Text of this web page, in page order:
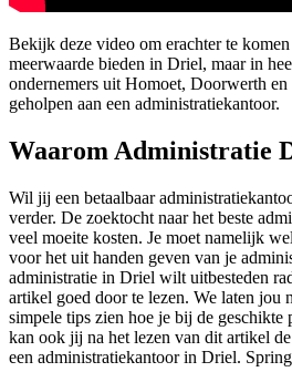
Bekijk deze video om erachter te
meerwaarde bieden in Driel, maar in
ondernemers uit Homoet, Doorwerth
geholpen aan een administratiekantoor.
Waarom Administratie
Wil jij een betaalbaar
verder. De zoektocht naar het beste
veel moeite kosten. Je moet namelijk
voor het uit handen geven van je
administratie in Driel wilt uitbesteden
artikel goed door te lezen. We laten jou
simpele tips zien hoe je bij de
kan ook jij na het lezen van dit artikel
een administratiekantoor in Driel.